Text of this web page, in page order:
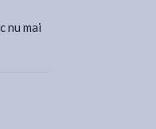
nu mai